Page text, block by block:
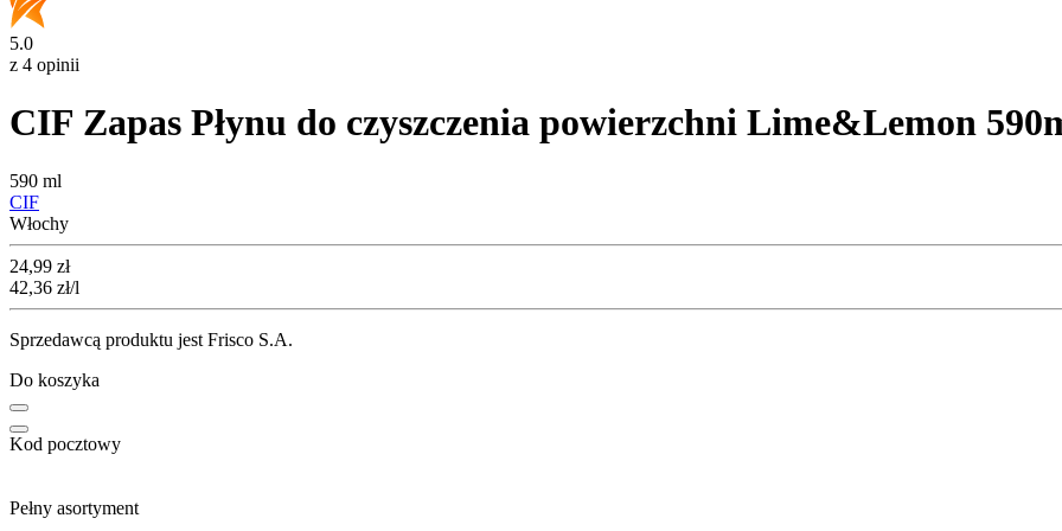
5.0
z 4 opinii
CIF Zapas Płynu do czyszczenia powierzchni Lime&Lemon
590 ml
CIF
Włochy
Cena
24,99 zł
42,36 zł/l
Sprzedawcą produktu jest Frisco S.A.
Do koszyka
Kod pocztowy
Pełny asortyment